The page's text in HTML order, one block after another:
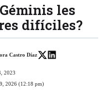
les
difíciles?
Castro Díaz
2023
2026 (12:18 pm)